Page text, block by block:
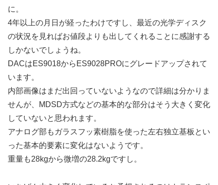
に。
4年以上の月日が経ったわけですし、最近の光学ディスク
の状況を見ればお値段よりも出してくれることに感謝する
しかないでしょうね。
DACはES9018からES9028PROにグレードアップされて
います。
内部画像はまだ出回っていないようなので詳細は分かりま
せんが、MDSD方式などの基本的な部分はそう大きく変化
していないと思われます。
アナログ部もガラスフッ素樹脂を使った左右独立基板とい
った基本的要素に変化はないようです。
重量も28kgから微増の28.2kgですし。